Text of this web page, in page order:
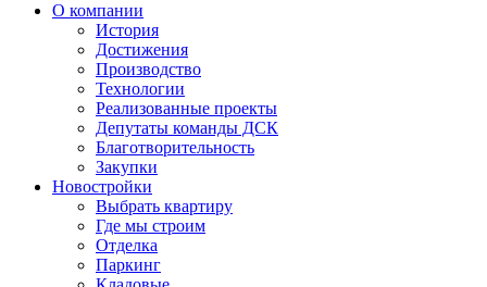
О компании
История
Достижения
Производство
Технологии
Реализованные проекты
Депутаты команды ДСК
Благотворительность
Закупки
Новостройки
Выбрать квартиру
Где мы строим
Отделка
Паркинг